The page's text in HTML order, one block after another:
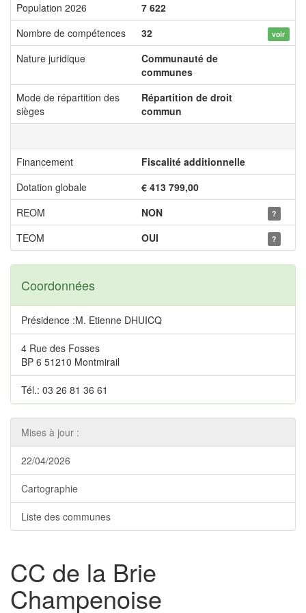
Population 2026
7 622
Nombre de compétences
32 voir
Nature juridique
Communauté de
communes
Mode de répartition des
sièges
Répartition de droit
commun
Financement
Fiscalité additionnelle
Dotation globale
€ 413 799,00
REOM
NON ?
TEOM OUI ?
Coordonnées
Présidence :M. Etienne DHUICQ
4 Rue des Fosses
BP 6 51210 Montmirail
Tél.: 03 26 81 36 61
Mises à jour :
22/04/2026
Cartographie
Liste des communes
CC de la Brie
Champenoise